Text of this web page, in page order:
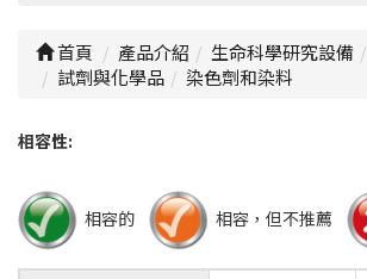
首頁 產品介紹 生命科學研究設備
試劑與化學品
染色劑和染料
相容性:
相容的 相容，但不推薦